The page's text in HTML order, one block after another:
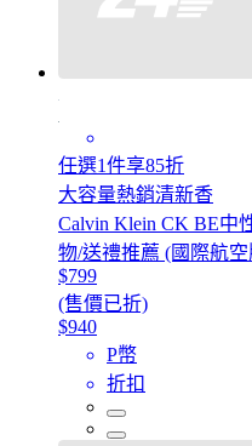
任選1件享85折
大容量熱銷清新香
Calvin Klein CK BE中
物/送禮推薦 (國際航空
$799
(售價已折)
$940
P幣
折扣